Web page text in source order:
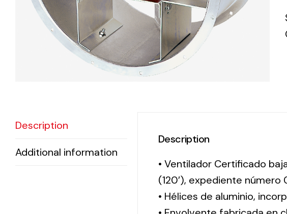
Complete
solutions in
lighting and
Description
Additional information
Description
• Ventilador Certificado
(120′), expediente número
• Hélices de aluminio,